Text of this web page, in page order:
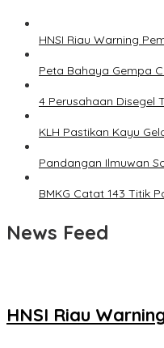
HNSI Riau Warning
Peta Bahaya Gempa
4 Perusahaan Disegel
KLH Pastikan Kayu
Pandangan Ilmuwan
BMKG Catat 143 Titik
News Feed
HNSI Riau